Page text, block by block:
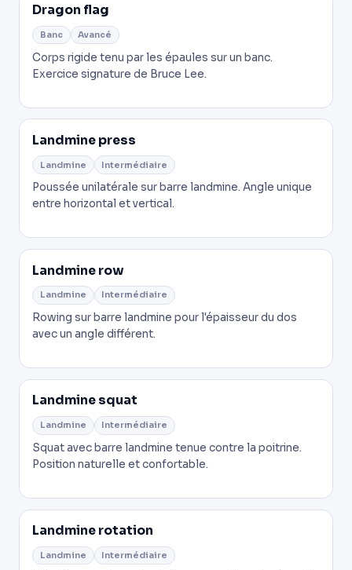
Dragon flag
Banc Avancé
Corps rigide tenu par les épaules sur un banc.
Exercice signature de Bruce Lee.
Landmine press
Landmine Intermédiaire
Poussée unilatérale sur barre landmine. Angle unique
entre horizontal et vertical.
Landmine row
Landmine Intermédiaire
Rowing sur barre landmine pour l'épaisseur du dos
avec un angle différent.
Landmine squat
Landmine Intermédiaire
Squat avec barre landmine tenue contre la poitrine.
Position naturelle et confortable.
Landmine rotation
Landmine Intermédiaire